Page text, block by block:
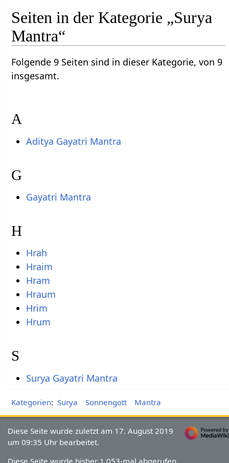
Seiten in der Kategorie „Surya
Mantra“
Folgende 9 Seiten sind in dieser Kategorie, von 9
insgesamt.
A
Aditya Gayatri Mantra
G
Gayatri Mantra
H
Hrah
Hraim
Hram
Hraum
Hrim
Hrum
S
Surya Gayatri Mantra
Kategorien: Surya Sonnengott Mantra
Diese Seite wurde zuletzt am 17. August 2019
um 09:35 Uhr bearbeitet.